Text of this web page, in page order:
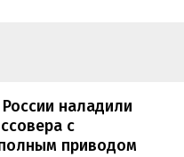
наладили
с
приводом